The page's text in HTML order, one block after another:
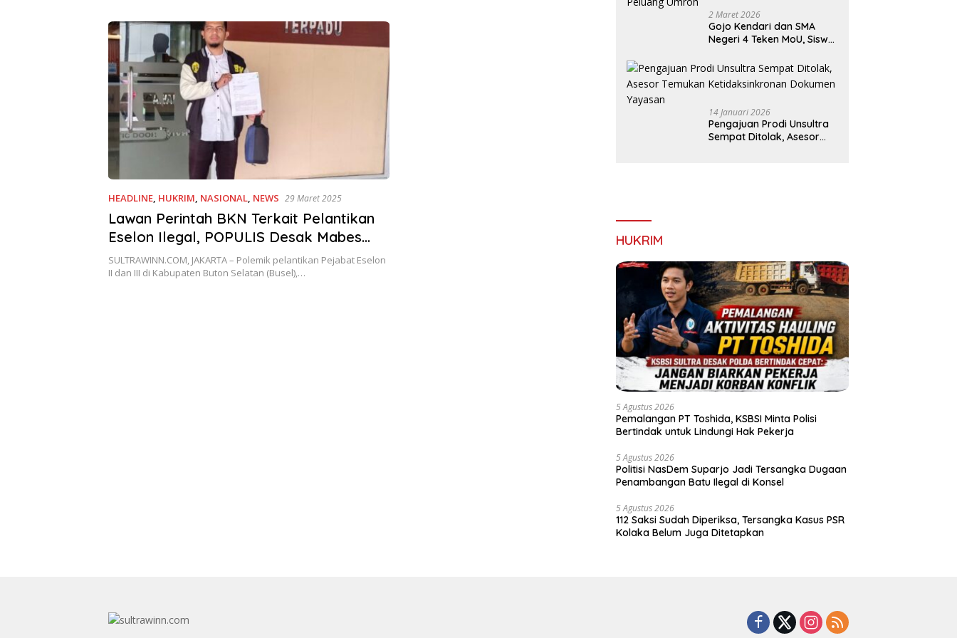
HEADLINE, HUKRIM, NASIONAL, NEWS 29 Maret 2025
Lawan Perintah BKN Terkait Pelantikan
Eselon Ilegal, POPULIS Desak Mabes
Polri Periksa Bupati Busel
SULTRAWINN.COM, JAKARTA – Polemik pelantikan Pejabat Eselon
II dan III di Kabupaten Buton Selatan (Busel),…
2 Maret 2026
Gojo Kendari dan SMA
Negeri 4 Teken MoU, Siswa
dan Peluang Umroh
14 Januari 2026
Pengajuan Prodi Unsultra
Sempat Ditolak, Asesor
HUKRIM
5 Agustus 2026
Pemalangan PT Toshida, KSBSI Minta Polisi
Bertindak untuk Lindungi Hak Pekerja
5 Agustus 2026
Politisi NasDem Suparjo Jadi Tersangka Dugaan
Penambangan Batu Ilegal di Konsel
5 Agustus 2026
112 Saksi Sudah Diperiksa, Tersangka Kasus PSR
Kolaka Belum Juga Ditetapkan